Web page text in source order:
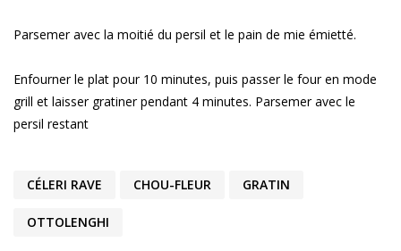
Parsemer avec la moitié du persil et le pain de mie émietté.
Enfourner le plat pour 10 minutes, puis passer le four en mode
grill et laisser gratiner pendant 4 minutes. Parsemer avec le
persil restant
CÉLERI RAVE CHOU-FLEUR GRATIN
OTTOLENGHI